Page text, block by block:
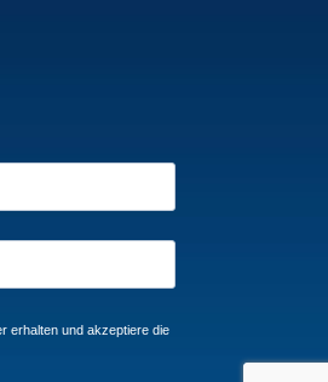
erhalten und akzeptiere die